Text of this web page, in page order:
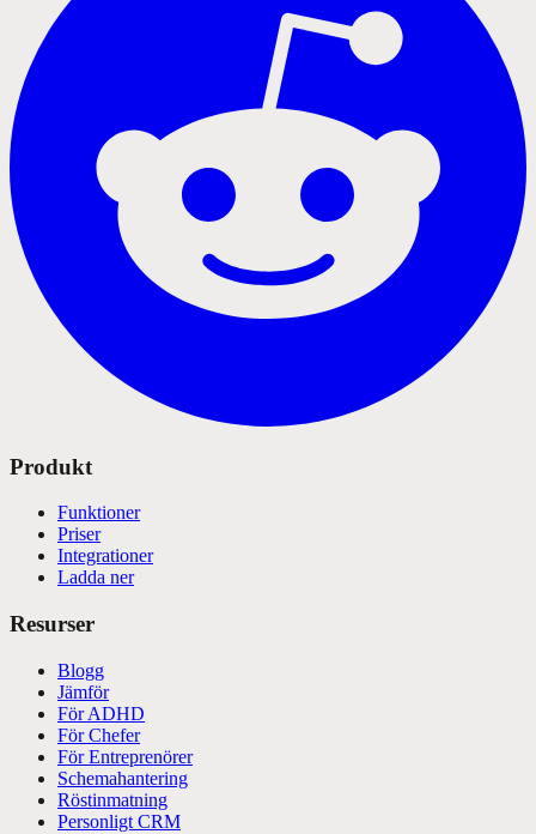
Produkt
Funktioner
Priser
Integrationer
Ladda ner
Resurser
Blogg
Jämför
För ADHD
För Chefer
För Entreprenörer
Schemahantering
Röstinmatning
Personligt CRM